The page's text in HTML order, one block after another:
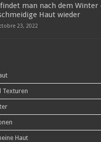
man nach dem Winter
Haut wieder
23, 2022
Texturen
Haut